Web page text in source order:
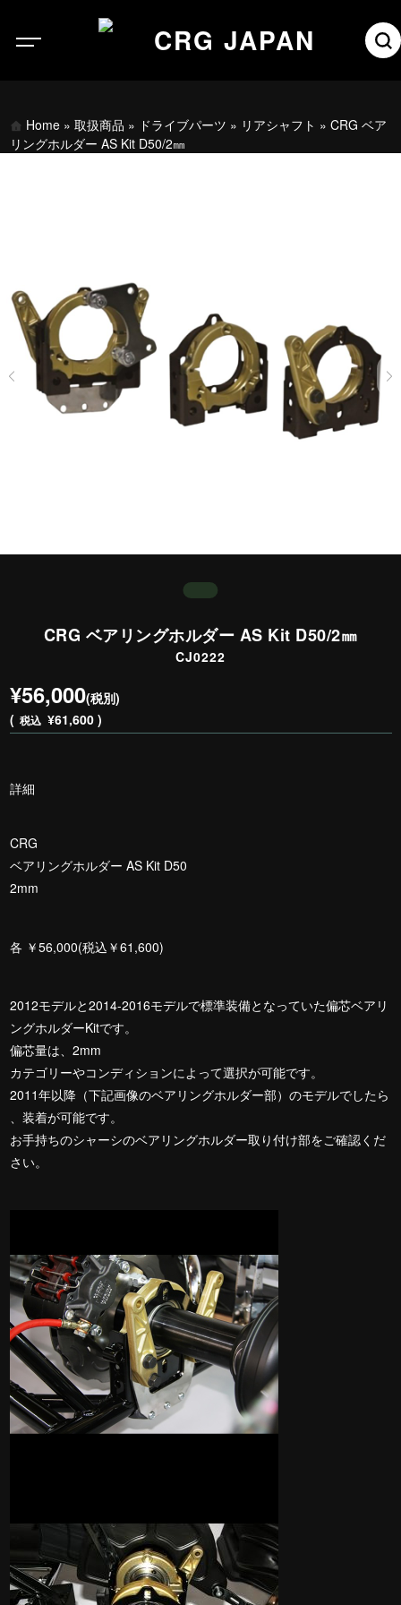
Home » 取扱商品 » ドライブパーツ » リアシャフト » CRG ベア
リングホルダー AS Kit D50/2㎜
CRG ベアリングホルダー AS Kit D50/2㎜
CJ0222
¥56,000(税別)
( 税込 ¥61,600 )
詳細
CRG
ベアリングホルダー AS Kit D50
2mm
各 ￥56,000(税込￥61,600)
2012モデルと2014-2016モデルで標準装備となっていた偏芯ベアリ
ングホルダーKitです。
偏芯量は、2mm
カテゴリーやコンディションによって選択が可能です。
2011年以降（下記画像のベアリングホルダー部）のモデルでしたら
、装着が可能です。
お手持ちのシャーシのベアリングホルダー取り付け部をご確認くだ
さい。